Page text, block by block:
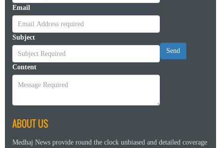
Email
Subject
Content
Send
ABOUT US
Medhaj News provide round the clock unbiased and detailed coverage